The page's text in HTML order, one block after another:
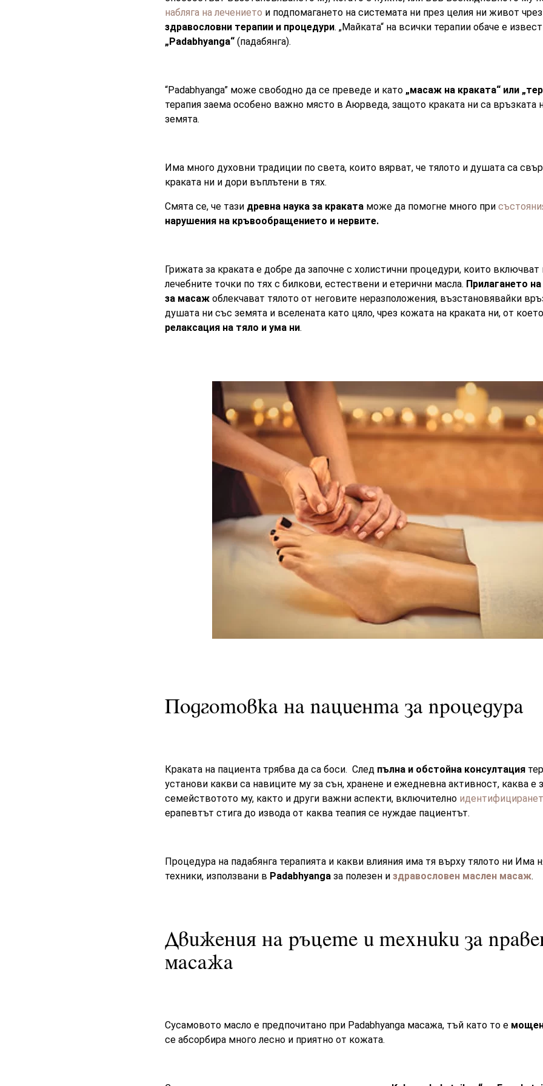
набляга на лечението и подпомагането на системата ни през целия ни живот
здравословни терапии и процедури. „Майката“ на всички терапии обаче е
„Padabhyanga“(падабянга).
“Padabhyanga” може свободно да се преведе и като „масаж на краката“ или
терапия заема особено важно място в Аюрведа, защото краката ни са връзката
земята.
Има много духовни традиции по света, които вярват, че тялото и душата са
краката ни и дори въплътени в тях.
Смята се, че тази древна наука за кракатаможе да помогне много при
нарушения на кръвообращението и нервите.
Грижата за краката е добре да започне с холистични процедури, които
лечебните точки по тях с билкови, естествени и етерични масла. Прилагането
за масажоблекчават тялото от неговите неразположения, възстановявайки
душата ни със земята и вселената като цяло, чрез кожата на краката ни, от
релаксация на тяло и ума ни.
Подготовка на пациента за процедура
Краката на пациента трябва да са боси. След пълна и обстойна консултация
установи какви са навиците му за сън, хранене и ежедневна активност, каква е
семействотото му, както и други важни аспекти, включително
ерапевтът стига до извода от каква теапия се нуждае пациентът.
Процедура на падабянга терапията и какви влияния има тя върху тялото ни Има
техники, използвани в Padabhyanga за полезен и здравословен маслен масаж.
Движения на ръцете и техники за
масажа
Сусамовото масло е предпочитано при Padabhyanga масажа, тъй като то е
се абсорбира много лесно и приятно от кожата.